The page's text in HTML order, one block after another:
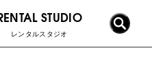
STUDIO
レンタルスタジオ